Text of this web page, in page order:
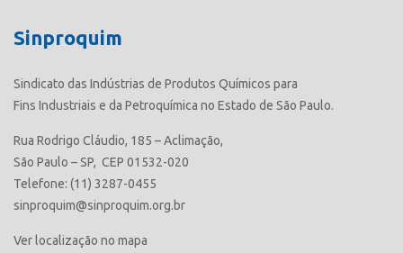
Sinproquim
Sindicato das Indústrias de Produtos Químicos para
Fins Industriais e da Petroquímica no Estado de São Paulo.
Rua Rodrigo Cláudio, 185 – Aclimação,
São Paulo – SP, CEP 01532-020
Telefone: (11) 3287-0455
sinproquim@sinproquim.org.br
Ver localização no mapa